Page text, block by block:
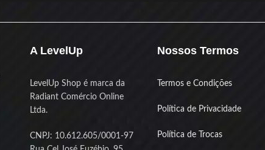
A LevelUp
LevelUp Shop é marca da
Radiant Comércio Online
Ltda.
CNPJ: 10.612.605/0001-97
Nossos Termos
Termos e Condições
Política de Privacidade
Política de Trocas